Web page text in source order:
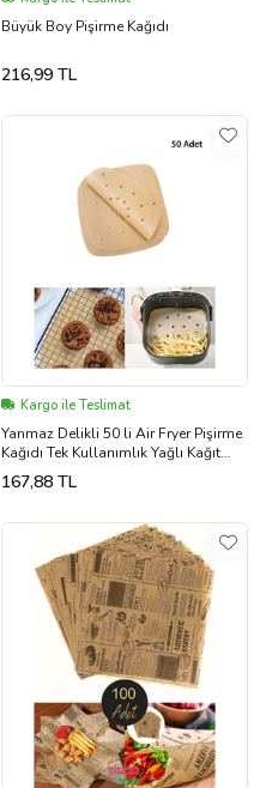
Büyük Boy Pişirme Kağıdı
216,99 TL
Kargo ile Teslimat
Yanmaz Delikli 50 li Air Fryer Pişirme
Kağıdı Tek Kullanımlık Yağlı Kağıt
Kare Delikli Ve Tabak
167,88 TL